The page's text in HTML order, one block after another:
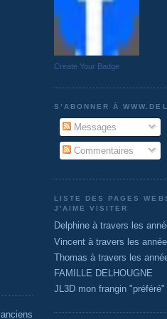
Create Your Badge
S’ABONNER À
Messages
Commentaires
LISTE DES PAGES
J'AIME VISITER
Delphine à travers les
Vincent à travers les
Thomas à travers les
FAMILLE DELHOUGNE
JL3D mon frangin "préféré"